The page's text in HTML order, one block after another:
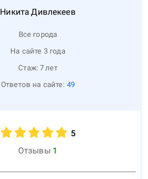
Никита Дивлекеев
Все города
На сайте 3 года
Стаж: 7лет
Ответов на сайте: 49
5
Отзывы 1